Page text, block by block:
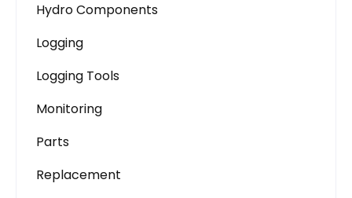
Hydro Components
Logging
Logging Tools
Monitoring
Parts
Replacement